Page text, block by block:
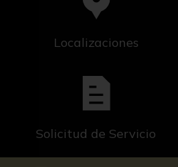
Localizaciones
Solicitud de Servicio